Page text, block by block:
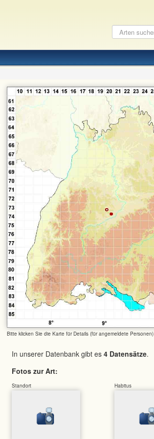
Bitte klicken Sie die Karte für Details (für angemeldete Personen)
In unserer Datenbank gibt es 4 Datensätze.
Fotos zur Art:
Standort Habitus